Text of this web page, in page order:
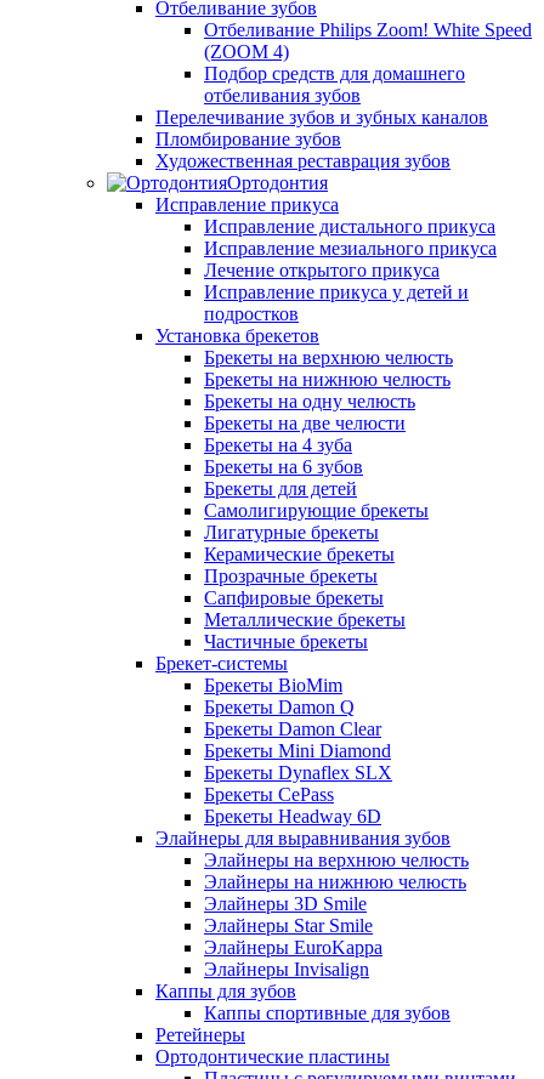
Отбеливание зубов
Отбеливание Philips Zoom! White Speed
(ZOOM 4)
Подбор средств для домашнего
отбеливания зубов
Перелечивание зубов и зубных каналов
Пломбирование зубов
Художественная реставрация зубов
Ортодонтия
Исправление прикуса
Исправление дистального прикуса
Исправление мезиального прикуса
Лечение открытого прикуса
Исправление прикуса у детей и
подростков
Установка брекетов
Брекеты на верхнюю челюсть
Брекеты на нижнюю челюсть
Брекеты на одну челюсть
Брекеты на две челюсти
Брекеты на 4 зуба
Брекеты на 6 зубов
Брекеты для детей
Самолигирующие брекеты
Лигатурные брекеты
Керамические брекеты
Прозрачные брекеты
Сапфировые брекеты
Металлические брекеты
Частичные брекеты
Брекет-системы
Брекеты BioMim
Брекеты Damon Q
Брекеты Damon Clear
Брекеты Mini Diamond
Брекеты Dynaflex SLX
Брекеты CePass
Брекеты Headway 6D
Элайнеры для выравнивания зубов
Элайнеры на верхнюю челюсть
Элайнеры на нижнюю челюсть
Элайнеры 3D Smile
Элайнеры Star Smile
Элайнеры EuroKappa
Элайнеры Invisalign
Каппы для зубов
Каппы спортивные для зубов
Ретейнеры
Ортодонтические пластины